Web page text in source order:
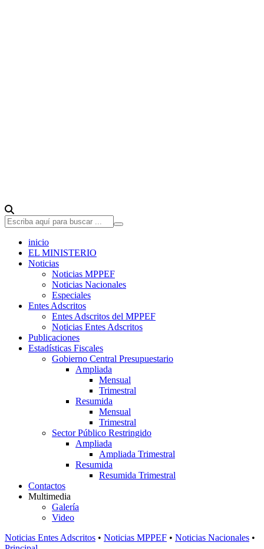
inicio
EL MINISTERIO
Noticias
Noticias MPPEF
Noticias Nacionales
Especiales
Entes Adscritos
Entes Adscritos del MPPEF
Noticias Entes Adscritos
Publicaciones
Estadísticas Fiscales
Gobierno Central Presupuestario
Ampliada
Mensual
Trimestral
Resumida
Mensual
Trimestral
Sector Público Restringido
Ampliada
Ampliada Trimestral
Resumida
Resumida Trimestral
Contactos
Multimedia
Galería
Video
Noticias Entes Adscritos • Noticias MPPEF • Noticias Nacionales •